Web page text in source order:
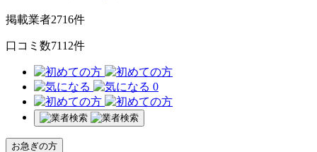
掲載業者2716件
口コミ数7112件
0
お急ぎの方